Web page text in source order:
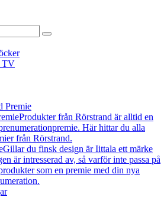
TV
Premie
Produkter från Rörstrand är alltid en
Här hittar du alla
från Rörstrand.
Gillar du finsk design är Iittala ett märke
är intresserad av, så varför inte passa på
som en premie med din nya